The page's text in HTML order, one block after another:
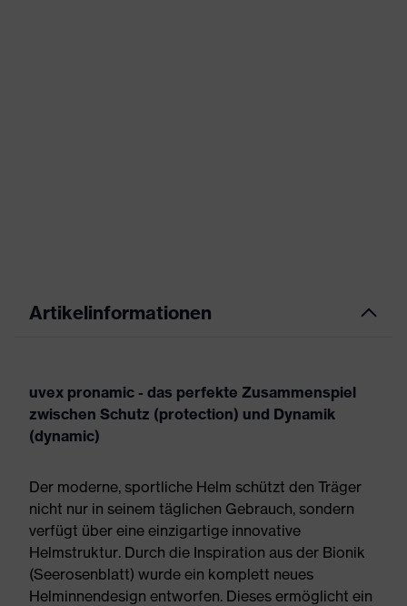
Artikelinformationen
uvex pronamic - das perfekte Zusammenspiel
zwischen Schutz (protection) und Dynamik
(dynamic)
Der moderne, sportliche Helm schützt den Träger
nicht nur in seinem täglichen Gebrauch, sondern
verfügt über eine einzigartige innovative
Helmstruktur. Durch die Inspiration aus der Bionik
(Seerosenblatt) wurde ein komplett neues
Helminnendesign entworfen. Dieses ermöglicht ein